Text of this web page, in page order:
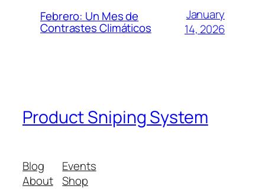
Febrero: Un Mes de
Contrastes Climáticos
January
14, 2026
Product Sniping System
Blog
About
Events
Shop